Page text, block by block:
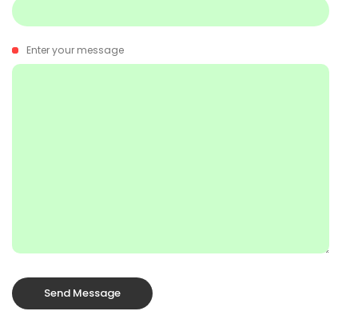
Enter your message